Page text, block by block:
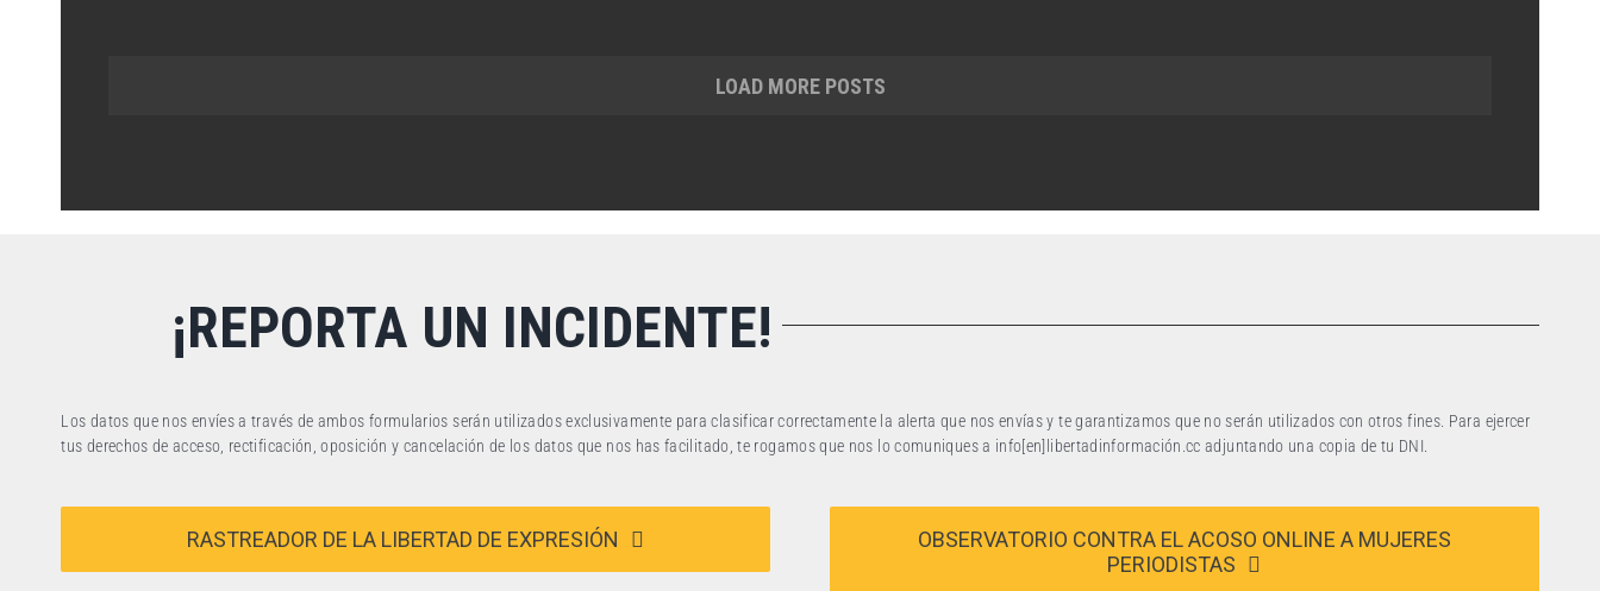
LOAD MORE POSTS
¡REPORTA UN INCIDENTE!
Los datos que nos envíes a través de ambos formularios serán utilizados exclusivamente para clasificar correctamente la alerta que nos envías y te garantizamos que no serán utilizados con otros fines. Para ejercer
tus derechos de acceso, rectificación, oposición y cancelación de los datos que nos has facilitado, te rogamos que nos lo comuniques a info[en]libertadinformación.cc adjuntando una copia de tu DNI.
RASTREADOR DE LA LIBERTAD DE EXPRESIÓN
OBSERVATORIO CONTRA EL ACOSO ONLINE A MUJERES
PERIODISTAS